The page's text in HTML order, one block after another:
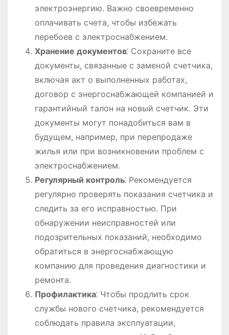
электроэнергию. Важно своевременно
оплачивать счета, чтобы избежать
перебоев с электроснабжением.
Хранение документов⁚ Сохраните все
документы, связанные с заменой счетчика,
включая акт о выполненных работах,
договор с энергоснабжающей компанией и
гарантийный талон на новый счетчик. Эти
документы могут понадобиться вам в
будущем, например, при перепродаже
жилья или при возникновении проблем с
электроснабжением.
Регулярный контроль⁚ Рекомендуется
регулярно проверять показания счетчика и
следить за его исправностью. При
обнаружении неисправностей или
подозрительных показаний, необходимо
обратиться в энергоснабжающую
компанию для проведения диагностики и
ремонта.
Профилактика⁚ Чтобы продлить срок
службы нового счетчика, рекомендуется
соблюдать правила эксплуатации,